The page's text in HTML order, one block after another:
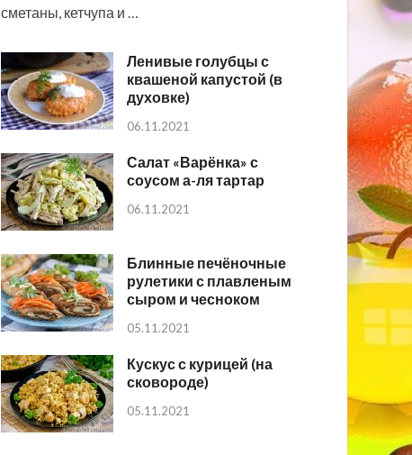
сметаны, кетчупа и …
Ленивые голубцы с
квашеной капустой (в
духовке)
06.11.2021
Салат «Варёнка» с
соусом а-ля тартар
06.11.2021
Блинные печёночные
рулетики с плавленым
сыром и чесноком
05.11.2021
Кускус с курицей (на
сковороде)
05.11.2021